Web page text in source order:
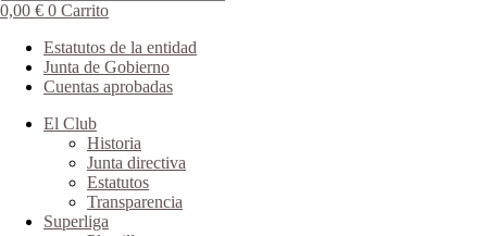
0,00 € 0 Carrito
Estatutos de la entidad
Junta de Gobierno
Cuentas aprobadas
El Club
Historia
Junta directiva
Estatutos
Transparencia
Superliga